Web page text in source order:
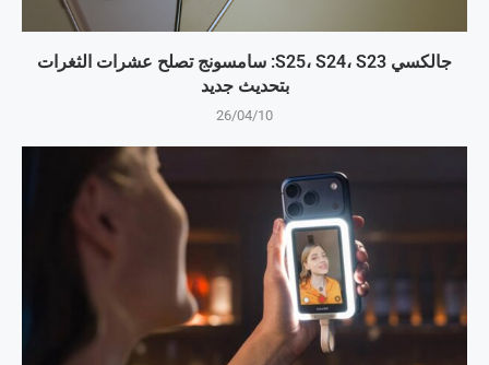
جالكسي S25، S24، S23: سامسونج تصلح عشرات الثغرات
بتحديث جديد
26/04/10